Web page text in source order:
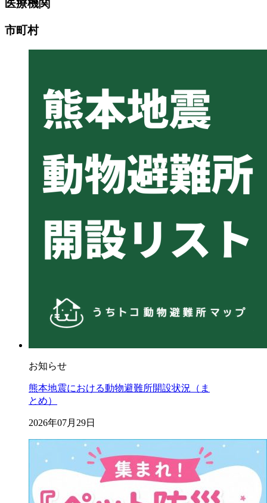
医療機関
市町村
お知らせ
熊本地震における動物避難所開設状況（ま
とめ）
2026年07月29日